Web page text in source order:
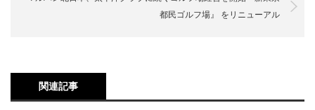
都民ゴルフ場』 をリニューアル
関連記事